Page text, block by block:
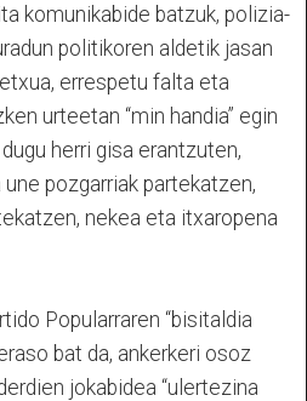
komunikabide batzuk, polizia-
politikoren aldetik jasan
errespetu falta eta
urteetan “min handia” egin
herri gisa erantzuten,
pozgarriak partekatzen,
nekea eta itxaropena
Popularraren “bisitaldia
bat da, ankerkeri osoz
jokabidea “ulertezina